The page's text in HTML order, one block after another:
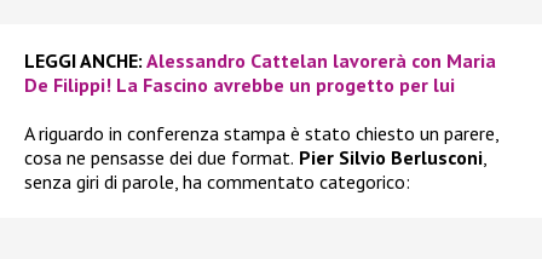
LEGGI ANCHE: Alessandro Cattelan lavorerà con Maria
De Filippi! La Fascino avrebbe un progetto per lui
A riguardo in conferenza stampa è stato chiesto un parere,
cosa ne pensasse dei due format. Pier Silvio Berlusconi
senza giri di parole, ha commentato categorico: